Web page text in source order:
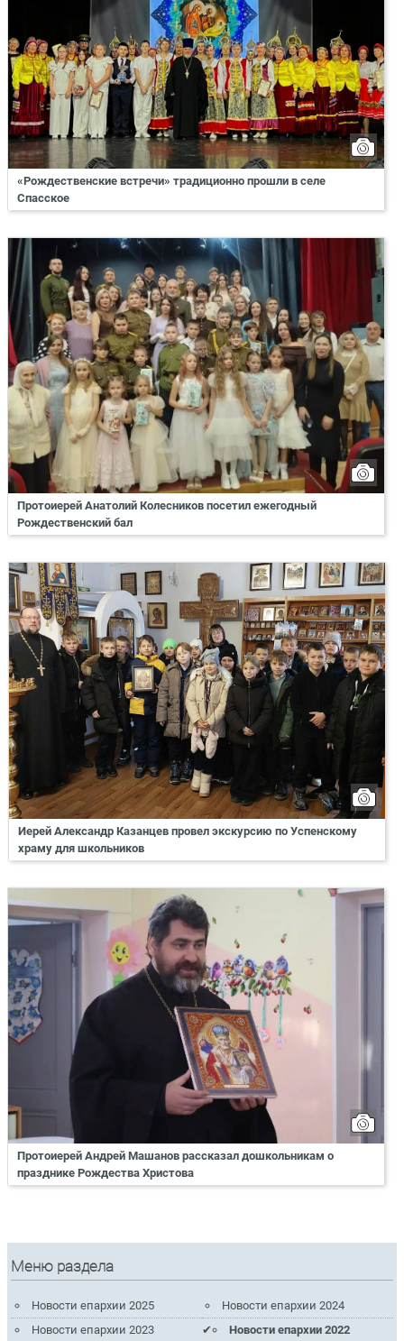
«Рождественские встречи» традиционно прошли в селе
Спасское
Протоиерей Анатолий Колесников посетил ежегодный
Рождественский бал
Иерей Александр Казанцев провел экскурсию по Успенскому
храму для школьников
Протоиерей Андрей Машанов рассказал дошкольникам о
празднике Рождества Христова
Меню раздела
Новости епархии 2025
Новости епархии 2024
Новости епархии 2023
Новости епархии 2022